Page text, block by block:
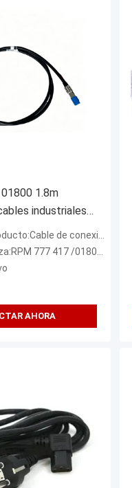
1.8m
industriales
Solución
de
de conexión de fibra óptica
777 417 /01800 1,8 m
AHORA